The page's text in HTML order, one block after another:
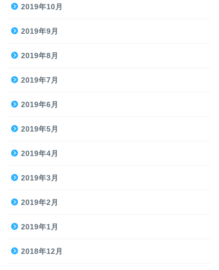
2019年10月
2019年9月
2019年8月
2019年7月
2019年6月
2019年5月
2019年4月
2019年3月
2019年2月
2019年1月
2018年12月